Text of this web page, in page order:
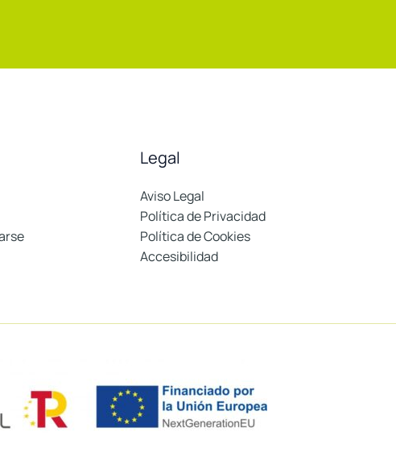
Legal
Aviso Legal
Política de Privacidad
Política de Cookies
Accesibilidad